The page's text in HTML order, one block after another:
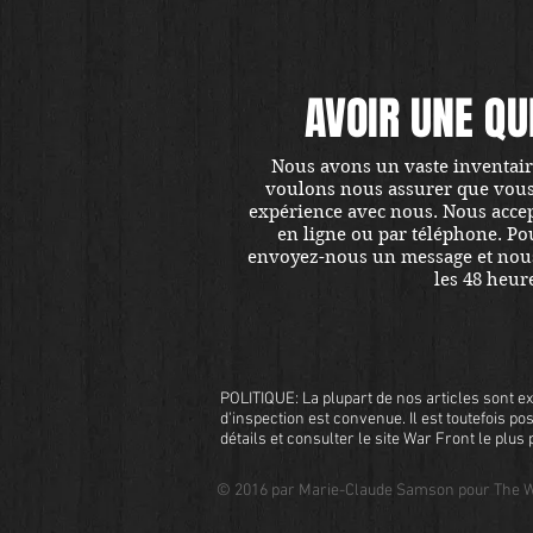
AVOIR UNE
Nous avons un vaste
voulons nous assurer que
expérience avec nous. Nous
en ligne ou par téléphone.
envoyez-nous un message et
les 48
POLITIQUE: La plupart de nos articles sont
d'inspection est convenue. Il est toutefois
détails et consulter le site War Front le plus
© 2016 par Marie-Claude Samson pour The